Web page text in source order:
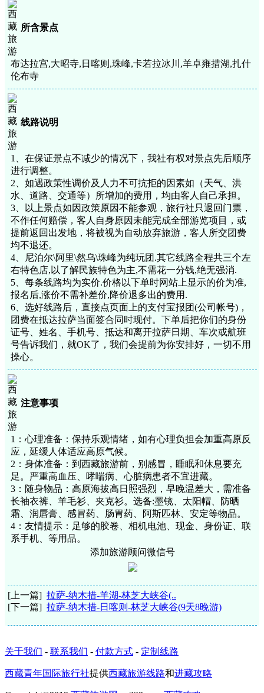
所含景点
布达拉宫,大昭寺,日喀则,珠峰,卡若拉冰川,羊卓雍措湖,扎什
伦布寺
线路说明
1、在保证景点不减少的情况下，我社有权对景点先后顺序
进行调整。
2、如遇政策性调价及人力不可抗拒的因素如（天气、洪
水、道路、交通等）所增加的费用，均由客人自己承担。
3、以上景点如因政策原因不能参观，旅行社只退回门票，
不作任何赔偿，客人自身原因未能完成全部游览项目，或
提前返回出发地，将被视为自动放弃旅游，客人所交团费
均不退还。
4、尼泊尔\阿里\然乌\珠峰为纯玩团.其它线路全程共三个左
右特色店,以了解民族特色为主,不需花一分钱,绝无强消.
5、每条线路均为实价.价格以下单时网站上显示的价为准,
报名后,涨价不需补差价,降价退多出的费用.
6、选好线路后，直接点页面上的支付宝报团(公司帐号)，
团费在抵达拉萨当面签合同时现付。下单后把你们的身份
证号、姓名、手机号、抵达和离开拉萨日期、车次或航班
号告诉我们，就OK了，我们会提前为你安排好，一切不用
操心。
注意事项
1：心理准备：保持乐观情绪，如有心理负担会加重高原反
应，延缓人体适应高原气候。
2：身体准备：到西藏旅游前，别感冒，睡眠和休息要充
足。严重高血压、哮喘病、心脏病患者不宜进藏。
3：随身物品：高原海拔高日照强烈，早晚温差大，需准备
长袖衣裤、羊毛衫、夹克衫。选备:墨镜、太阳帽、防晒
霜、润唇膏、感冒药、肠胃药、阿斯匹林、安定等物品。
4：友情提示：足够的胶卷、相机电池、现金、身份证、联
系手机、等用品。
添加旅游顾问微信号
[上一篇] 拉萨-纳木措-羊湖-林芝大峡谷(..
[下一篇] 拉萨-纳木措-日喀则-林芝大峡谷(9天8晚游)
关于我们 - 联系我们 - 付款方式 - 定制线路
西藏青年国际旅行社提供西藏旅游线路和进藏攻略